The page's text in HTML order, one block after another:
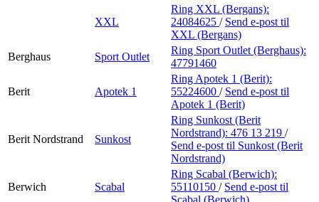
XXL
Ring XXL (Bergans):
24084625 / Send e-post til
XXL (Bergans)
Berghaus
Sport Outlet
Ring Sport Outlet (Berghaus):
47791460
Berit Apotek 1
Ring Apotek 1 (Berit):
55224600 / Send e-post til
Apotek 1 (Berit)
Berit Nordstrand Sunkost
Ring Sunkost (Berit
Nordstrand): 476 13 219 /
Send e-post til Sunkost (Berit
Nordstrand)
Berwich Scabal
Ring Scabal (Berwich):
55110150 / Send e-post til
Scabal (Berwich)